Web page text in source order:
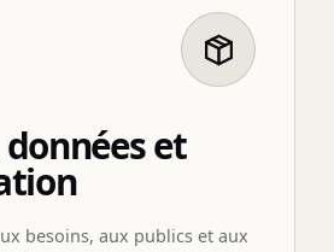
et
besoins, aux publics et aux